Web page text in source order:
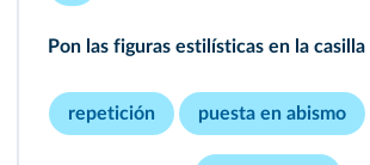
Pon las figuras estilísticas en la
repetición puesta en abismo